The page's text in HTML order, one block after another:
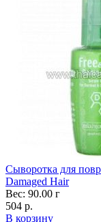
Cыворотка для
Damaged Hair
Вес: 90.00 г
504 р.
В корзину